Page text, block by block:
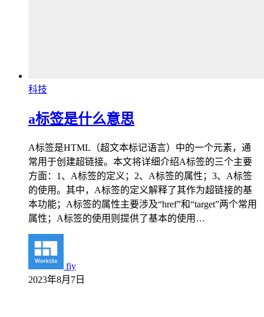
科技
a标签是什么意思
A标签是HTML（超文本标记语言）中的一个元素，通
常用于创建超链接。本文将详细介绍A标签的三个主要
方面：1、A标签的定义；2、A标签的属性；3、A标签
的使用。其中，A标签的定义解释了其作为超链接的基
本功能；A标签的属性主要涉及“href”和“target”两个常用
属性；A标签的使用则提供了基本的使用…
fiy
2023年8月7日